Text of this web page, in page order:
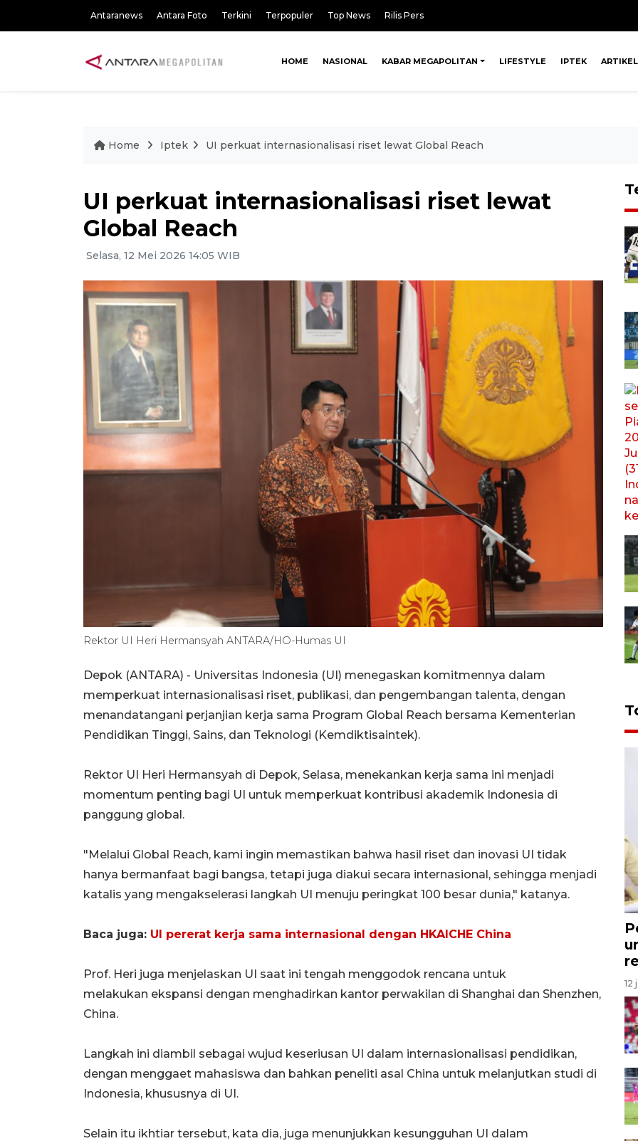
Antaranews Antara Foto Terkini Terpopuler Top News Rilis Pers
HOME NASIONAL KABAR MEGAPOLITAN LIFESTYLE IPTEK ARTIKEL
Home Iptek UI perkuat internasionalisasi riset lewat Global Reach
UI perkuat internasionalisasi riset lewat
Global Reach
Selasa, 12 Mei 2026 14:05 WIB
Rektor UI Heri Hermansyah ANTARA/HO-Humas UI
Depok (ANTARA) - Universitas Indonesia (UI) menegaskan komitmennya dalam
memperkuat internasionalisasi riset, publikasi, dan pengembangan talenta, dengan
menandatangani perjanjian kerja sama Program Global Reach bersama Kementerian
Pendidikan Tinggi, Sains, dan Teknologi (Kemdiktisaintek).
Rektor UI Heri Hermansyah di Depok, Selasa, menekankan kerja sama ini menjadi
momentum penting bagi UI untuk memperkuat kontribusi akademik Indonesia di
panggung global.
"Melalui Global Reach, kami ingin memastikan bahwa hasil riset dan inovasi UI tidak
hanya bermanfaat bagi bangsa, tetapi juga diakui secara internasional, sehingga menjadi
katalis yang mengakselerasi langkah UI menuju peringkat 100 besar dunia," katanya.
Baca juga: UI pererat kerja sama internasional dengan HKAICHE China
Prof. Heri juga menjelaskan UI saat ini tengah menggodok rencana untuk
melakukan ekspansi dengan menghadirkan kantor perwakilan di Shanghai dan Shenzhen,
China.
Langkah ini diambil sebagai wujud keseriusan UI dalam internasionalisasi pendidikan,
dengan menggaet mahasiswa dan bahkan peneliti asal China untuk melanjutkan studi di
Indonesia, khususnya di UI.
Selain itu ikhtiar tersebut, kata dia, juga menunjukkan kesungguhan UI dalam
12